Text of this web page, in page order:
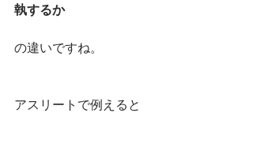
執するか
の違いですね。
アスリートで例えると